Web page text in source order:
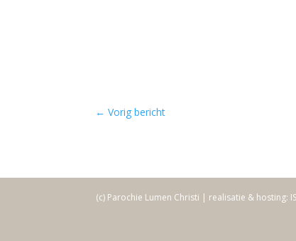
←Vorig bericht
(c) Parochie Lumen Christi | realisatie & hosting: